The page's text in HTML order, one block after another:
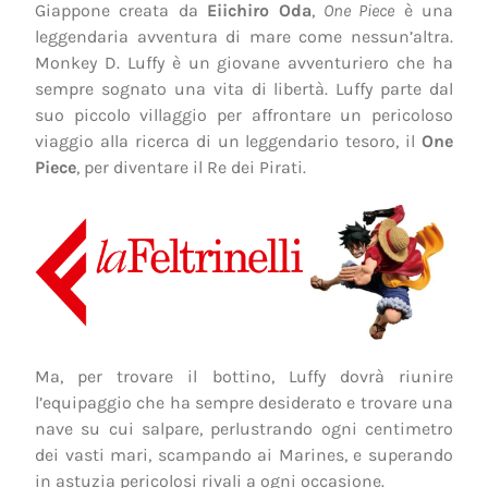
Giappone creata da Eiichiro Oda, One Piece è una
leggendaria avventura di mare come nessun’altra.
Monkey D. Luffy è un giovane avventuriero che ha
sempre sognato una vita di libertà. Luffy parte dal
suo piccolo villaggio per affrontare un pericoloso
viaggio alla ricerca di un leggendario tesoro, il One
Piece, per diventare il Re dei Pirati.
Ma, per trovare il bottino, Luffy dovrà riunire
l’equipaggio che ha sempre desiderato e trovare una
nave su cui salpare, perlustrando ogni centimetro
dei vasti mari, scampando ai Marines, e superando
in astuzia pericolosi rivali a ogni occasione.